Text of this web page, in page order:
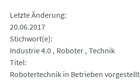
Letzte Änderung
20.06.2017
Stichwort(e)
Industrie 4.0 Roboter Technik
Titel
Robotertechnik in Betrieben vorgestellt